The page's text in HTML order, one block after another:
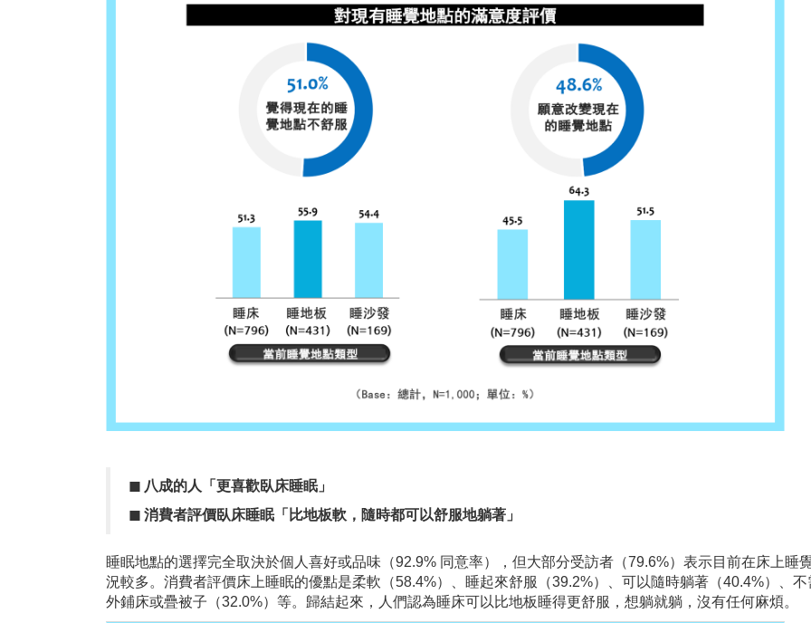
◼︎ 八成的人「更喜歡臥床睡眠」
◼︎ 消費者評價臥床睡眠「比地板軟，隨時都可以舒服地躺著」
睡眠地點的選擇完全取決於個人喜好或品味（92.9% 同意率），但大部分受訪者（79.6%）表示目前在床上睡
況較多。消費者評價床上睡眠的優點是柔軟（58.4%）、睡起來舒服（39.2%）、可以隨時躺著（40.4%）、不
外鋪床或疊被子（32.0%）等。歸結起來，人們認為睡床可以比地板睡得更舒服，想躺就躺，沒有任何麻煩。